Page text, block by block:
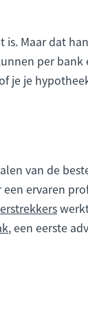
Maar dat
per
je je
van de
ervaren
, een eerste